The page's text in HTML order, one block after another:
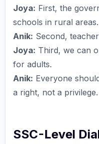
Joya: First, the
schools in rural areas.
Anik: Second,
Joya: Third, we can
for adults.
Anik: Everyone
a right, not a privilege.
SSC-Level